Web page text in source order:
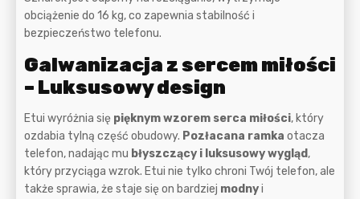
obciążenie do 16 kg, co zapewnia stabilność i
bezpieczeństwo telefonu.
Galwanizacja z sercem miłości
– Luksusowy design
Etui wyróżnia się pięknym wzorem serca miłości, który
ozdabia tylną część obudowy. Pozłacana ramka otacza
telefon, nadając mu błyszczący i luksusowy wygląd,
który przyciąga wzrok. Etui nie tylko chroni Twój telefon, ale
także sprawia, że staje się on bardziej modnyi